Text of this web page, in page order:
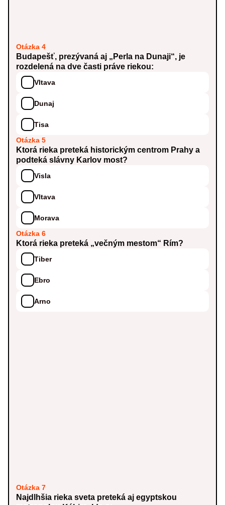
Otázka 4
Budapešť, prezývaná aj „Perla na Dunaji“, je
rozdelená na dve časti práve riekou:
Vltava
Dunaj
Tisa
Otázka 5
Ktorá rieka preteká historickým centrom Prahy a
podteká slávny Karlov most?
Visla
Vltava
Morava
Otázka 6
Ktorá rieka preteká „večným mestom“ Rím?
Tiber
Ebro
Arno
Otázka 7
Najdlhšia rieka sveta preteká aj egyptskou